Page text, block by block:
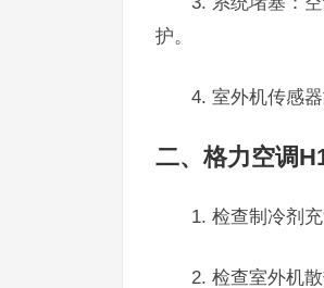
护。
4. 室外机传感
二、格力空调
1. 检查制冷剂
2. 检查室外机